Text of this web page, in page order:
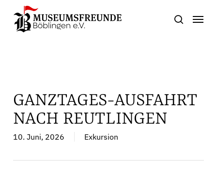
main
search
Menu
GANZTAGES-AUSFAHRT
NACH REUTLINGEN
10. Juni, 2026 Exkursion